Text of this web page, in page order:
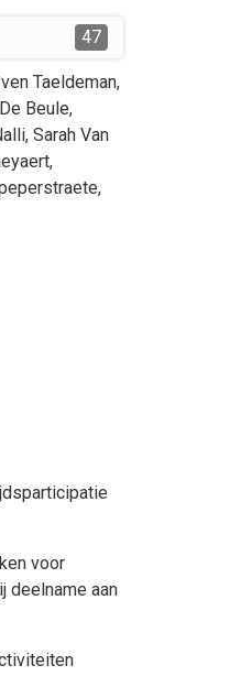
47
Taeldeman,
De Beule,
, Sarah Van
,
,
voor
deelname aan